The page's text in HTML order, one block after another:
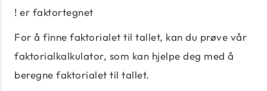
! er faktortegnet
For å finne faktorialet til tallet, kan du prøve vår
faktorialkalkulator, som kan hjelpe deg med å
beregne faktorialet til tallet.